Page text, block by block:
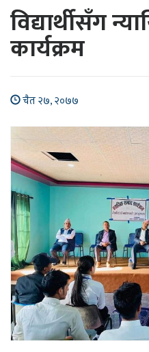
विद्यार्थीसँग
कार्यक्रम
चैत २७, २०७७